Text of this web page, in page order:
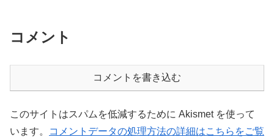
コメント
コメントを書き込む
このサイトはスパムを低減するために Akismet を使って
います。
コメントデータの処理方法の詳細はこちらをご覧